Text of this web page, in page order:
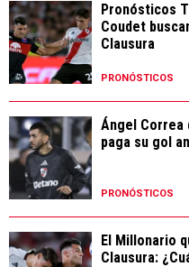
Pronósticos
Coudet
Clausura
PRONÓSTICOS
Ángel Correa
paga su gol
PRONÓSTICOS
El Millonario
Clausura: